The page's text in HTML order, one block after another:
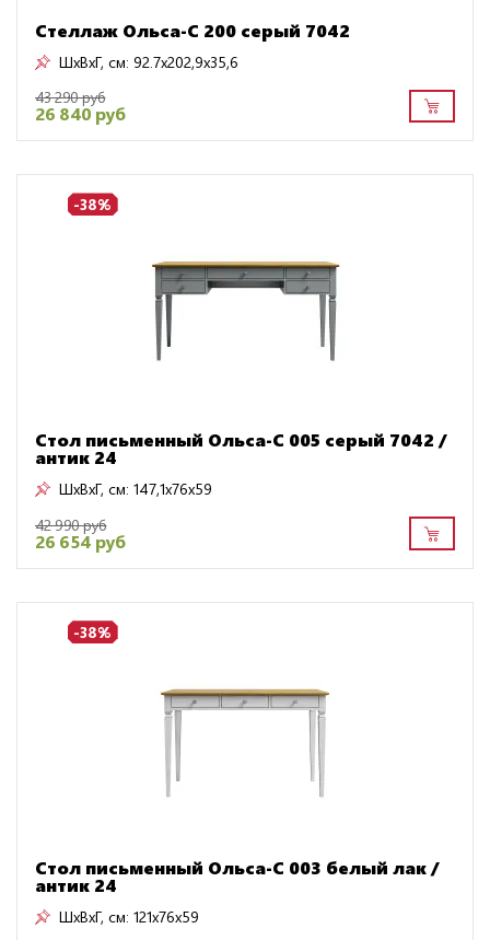
Стеллаж Ольса-С 200 серый 7042
ШxВxГ, см: 92.7x202,9x35,6
43 290 руб
26 840 руб
-38%
Стол письменный Ольса-С 005 серый 7042 /
антик 24
ШxВxГ, см: 147,1x76x59
42 990 руб
26 654 руб
-38%
Стол письменный Ольса-С 003 белый лак /
антик 24
ШxВxГ, см: 121x76x59